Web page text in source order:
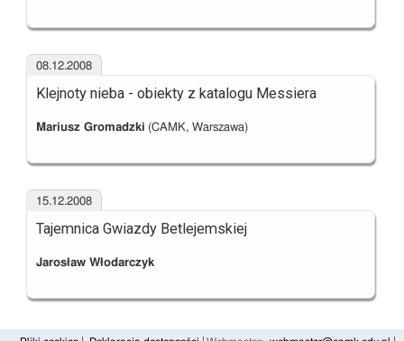
08.12.2008
Klejnoty nieba - obiekty z katalogu Messiera
Mariusz Gromadzki (CAMK, Warszawa)
15.12.2008
Tajemnica Gwiazdy Betlejemskiej
Jarosław Włodarczyk